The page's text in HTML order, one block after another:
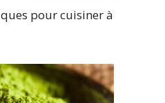
pour cuisiner à